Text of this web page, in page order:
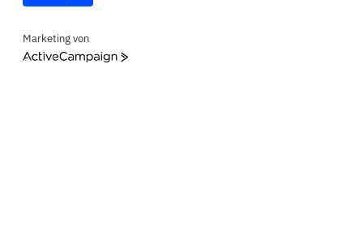
Marketing von
ActiveCampaign